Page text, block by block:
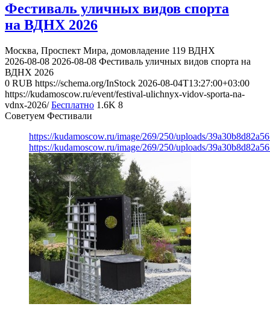
Фестиваль уличных видов спорта
на ВДНХ 2026
Москва, Проспект Мира, домовладение 119 ВДНХ
2026-08-08 2026-08-08 Фестиваль уличных видов спорта на
ВДНХ 2026
0 RUB https://schema.org/InStock 2026-08-04T13:27:00+03:00
https://kudamoscow.ru/event/festival-ulichnyx-vidov-sporta-na-
vdnx-2026/ Бесплатно 1.6K 8
Советуем Фестивали
https://kudamoscow.ru/image/269/250/uploads/
https://kudamoscow.ru/image/269/250/uploads/